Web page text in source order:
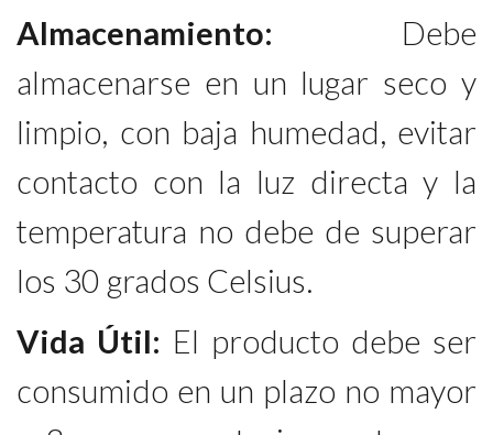
Almacenamiento: Debe
almacenarse en un lugar seco y
limpio, con baja humedad, evitar
contacto con la luz directa y la
temperatura no debe de superar
los 30 grados Celsius.
Vida Útil: El producto debe ser
consumido en un plazo no mayor